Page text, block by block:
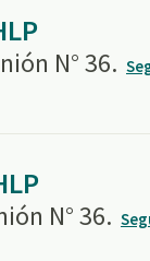
N° 36.
N° 36.